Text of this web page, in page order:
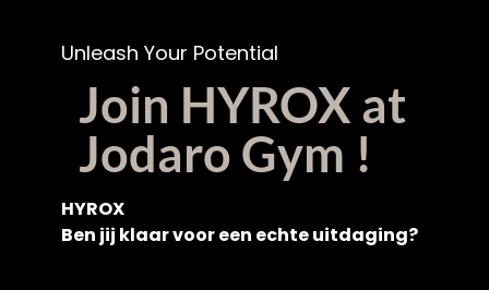
Unleash Your Potential
Join HYROX at
Jodaro Gym !
HYROX
Ben jij klaar voor een echte uitdaging?